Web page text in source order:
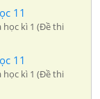
11
học kì 1 (Đề thi
11
học kì 1 (Đề thi